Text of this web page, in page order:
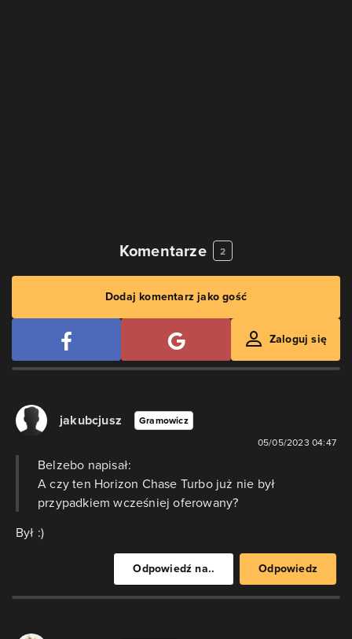
Komentarze 2
Dodaj komentarz jako gość
Zaloguj się
jakubcjusz Gramowicz
05/05/2023 04:47
Belzebo napisał:
A czy ten Horizon Chase Turbo już nie był
przypadkiem wcześniej oferowany?
Był :)
Odpowiedź na.. Odpowiedz